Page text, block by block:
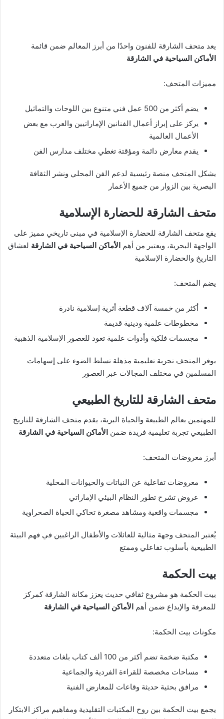
يعد متحف الشارقة للفنون واحدًا من أبرز المعالم ضمن قائمة
الأماكن السياحية في الشارقة
مميزات المتحف:
يضم أكثر من 500 عمل فني متنوع بين اللوحات والتماثيل
يركز على إبراز أعمال الفنانين الإماراتيين والعرب مع بعض
الأعمال العالمية
يقدم معارض دائمة ومؤقتة تغطي مختلف مدارس الفن
يشكل المتحف منصة رئيسية لدعم الفن المحلي ونشر الثقافة
البصرية بين الزوار من جميع الأعمار
متحف الشارقة للحضارة الإسلامية
يقع متحف الشارقة للحضارة الإسلامية في مبنى تاريخي مميز على
الواجهة البحرية، ويعتبر من أهم الأماكن السياحية في الشارقة لعشاق
التاريخ والحضارة الإسلامية
يضم المتحف:
أكثر من خمسة آلاف قطعة أثرية إسلامية نادرة
مخطوطات علمية ودينية قديمة
مجسمات فلكية وأدوات علمية تعود للعصور الإسلامية الذهبية
يوفر المتحف تجربة تعليمية مذهلة تسلط الضوء على إسهامات
المسلمين في مختلف المجالات عبر العصور
متحف الشارقة للتاريخ الطبيعي
للمهتمين بعالم الطبيعة والحياة البرية، يقدم متحف الشارقة للتاريخ
الطبيعي تجربة تعليمية فريدة ضمن الأماكن السياحية في الشارقة
أبرز معروضات المتحف:
معروضات تفاعلية عن النباتات والحيوانات المحلية
عروض تشرح تطور النظام البيئي الإماراتي
مجسمات واقعية ومشاهد مصغرة تحاكي الحياة الصحراوية
يُعتبر المتحف وجهة مثالية للعائلات والأطفال الراغبين في فهم البيئة
الطبيعية بأسلوب تفاعلي وممتع
بيت الحكمة
بيت الحكمة هو مشروع ثقافي حديث يعزز مكانة الشارقة كمركز
للمعرفة والإبداع ضمن أهم الأماكن السياحية في الشارقة
مكونات بيت الحكمة:
مكتبة ضخمة تضم أكثر من 100 ألف كتاب بلغات متعددة
مساحات مخصصة للقراءة الفردية والجماعية
مرافق بحثية حديثة وقاعات للمعارض الفنية
يجمع بيت الحكمة بين روح المكتبات التقليدية ومفاهيم مراكز الابتكار